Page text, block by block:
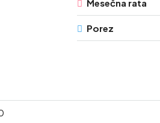
Mesečna rata
Porez